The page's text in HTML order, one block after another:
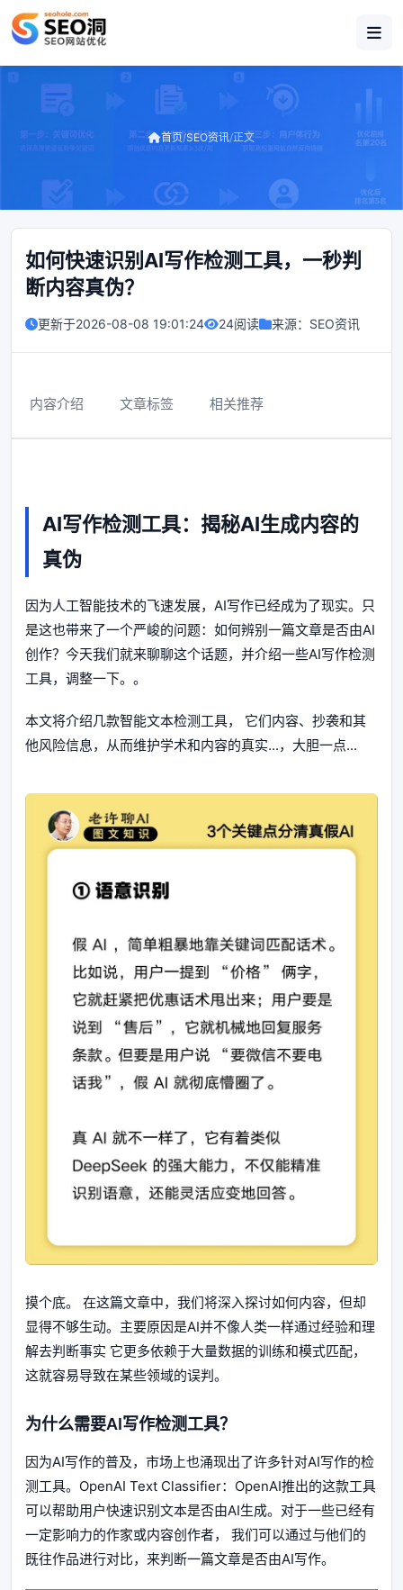
首页/SEO资讯/正文
如何快速识别AI写作检测工具，一秒判
断内容真伪？
更新于2026-08-08 19:01:24 24阅读 来源： SEO资讯
内容介绍 文章标签 相关推荐
AI写作检测工具：揭秘AI生成内容的
真伪
因为人工智能技术的飞速发展，AI写作已经成为了现实。只
是这也带来了一个严峻的问题：如何辨别一篇文章是否由AI
创作？今天我们就来聊聊这个话题，并介绍一些AI写作检测
工具，调整一下。。
本文将介绍几款智能文本检测工具， 它们内容、抄袭和其
他风险信息，从而维护学术和内容的真实...，大胆一点...
摸个底。 在这篇文章中，我们将深入探讨如何内容，但却
显得不够生动。主要原因是AI并不像人类一样通过经验和理
解去判断事实 它更多依赖于大量数据的训练和模式匹配，
这就容易导致在某些领域的误判。
为什么需要AI写作检测工具？
因为AI写作的普及，市场上也涌现出了许多针对AI写作的检
测工具。OpenAI Text Classifier：OpenAI推出的这款工具
可以帮助用户快速识别文本是否由AI生成。对于一些已经有
一定影响力的作家或内容创作者， 我们可以通过与他们的
既往作品进行对比，来判断一篇文章是否由AI写作。